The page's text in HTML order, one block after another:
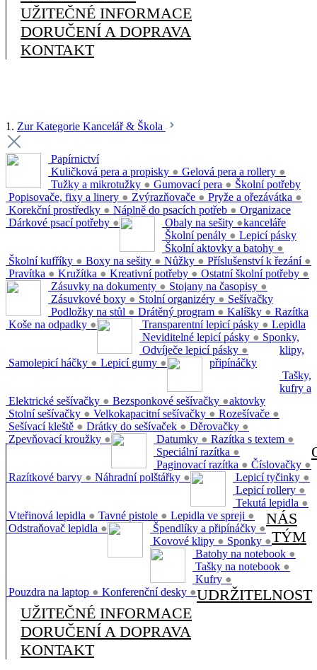
UŽITEČNÉ INFORMACE
DORUČENÍ A DOPRAVA
KONTAKT
1. Zur Kategorie Kancelář & Škola
Papírnictví
Kuličková pera a propisky ● Gelová pera a rollery ●
Tužky a mikrotužky ● Gumovací pera ●
Popisovače, fixy a linery ● Zvýrazňovače ● Pryže a ořezávátka ●
Korekční prostředky ● Náplně do psacích potřeb ●
Dárkové psací potřeby ●
Školní potřeby
Obaly na sešity ●
Školní penály ●
Školní aktovky a batohy ●
Školní kufříky ● Boxy na sešity ● Nůžky ● Příslušenství k řezání ●
Pravítka ● Kružítka ● Kreativní potřeby ● Ostatní školní potřeby ●
Organizace
kanceláře
Zásuvky na dokumenty ● Stojany na časopisy ●
Zásuvkové boxy ● Stolní organizéry ●
Podložky na stůl ● Drátěný program ● Kalíšky ●
Koše na odpadky ●
Lepicí pásky
Transparentní lepicí pásky ●
Neviditelné lepicí pásky ●
Odvíječe lepicí pásky ●
Samolepicí háčky ● Lepicí gumy ●
Sešívačky
Elektrické sešívačky ● Bezsponkové sešívačky ●
Stolní sešívačky ● Velkokapacitní sešívačky ● Rozešívače ●
Sešívací kleště ● Drátky do sešívaček ● Děrovačky ●
Zpevňovací kroužky ●
Razítka
Datumky ● Razítka s textem ●
Speciální razítka ●
Paginovací razítka ● Číslovačky ●
Razítkové barvy ● Náhradní polštářky ●
Lepidla
Lepicí tyčinky ●
Lepicí rollery ●
Tekutá lepidla ●
Vteřinová lepidla ● Tavné pistole ● Lepidla ve spreji ●
Odstraňovač lepidla ●
Sponky,
klipy,
připínáčky
Špendlíky a připínáčky ●
Kovové klipy ● Sponky ●
Tašky,
kufry a
aktovky
Batohy na notebook ●
Tašky na notebook ●
Kufry ●
Pouzdra na laptop ● Konferenční desky ●
NÁS
TÝM
UDRŽITELNOST
UŽITEČNÉ INFORMACE
DORUČENÍ A DOPRAVA
KONTAKT